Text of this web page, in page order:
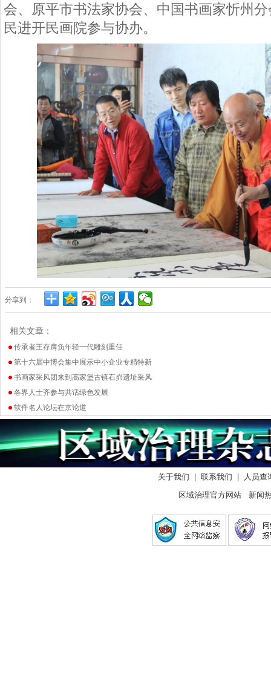
会、原平市书法家协会、中国书画家忻州
民进开民画院参与协办。
分享到：
相关文章：
传承者王存肩负年轻一代雕刻重任
第十六届中博会集中展示中小企业专精特新
书画家采风团来到高家堡古镇石峁遗址采风
各界人士齐参与共话绿色发展
软件名人论坛在京论道
关于我们 联系我们
人员查
区域治理官方网站 新闻